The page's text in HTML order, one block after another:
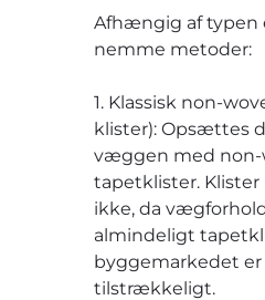
Afhængig af typen
nemme metoder:
1. Klassisk non-
klister): Opsættes
væggen med non-
tapetklister.
ikke, da
almindeligt
byggemarkedet er
tilstrækkeligt.